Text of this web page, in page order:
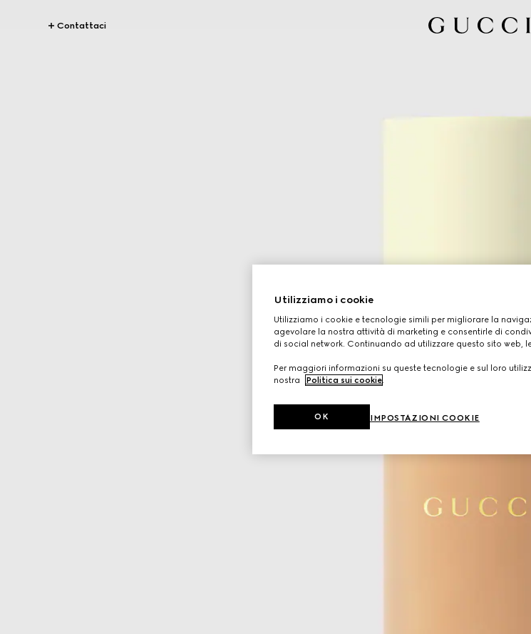
Contattaci
Utilizziamo i cookie
Utilizziamo i cookie e tecnologie simili per migliorare la
agevolare la nostra attività di marketing e consentirle di
di social network. Continuando ad utilizzare questo sito web,
Per maggiori informazioni su queste tecnologie e sul loro
nostra
Politica sui cookie
IMPOSTAZIONI COOKIE
OK